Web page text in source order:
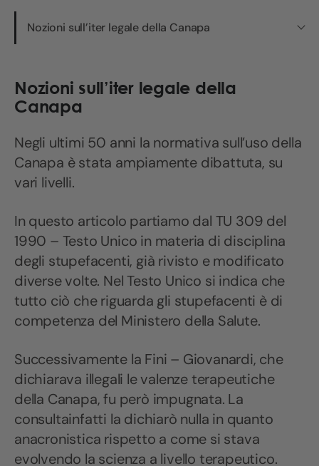
Nozioni sull’iter legale della Canapa
Nozioni sull’iter legale della
Canapa
Negli ultimi 50 anni la normativa sull’uso della
Canapa è stata ampiamente dibattuta, su
vari livelli.
In questo articolo partiamo dal TU 309 del
1990 – Testo Unico in materia di disciplina
degli stupefacenti, già rivisto e modificato
diverse volte. Nel Testo Unico si indica che
tutto ciò che riguarda gli stupefacenti è di
competenza del Ministero della Salute.
Successivamente la Fini – Giovanardi, che
dichiarava illegali le valenze terapeutiche
della Canapa, fu però impugnata. La
consultainfatti la dichiarò nulla in quanto
anacronistica rispetto a come si stava
evolvendo la scienza a livello terapeutico.